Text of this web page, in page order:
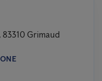
Grimaud